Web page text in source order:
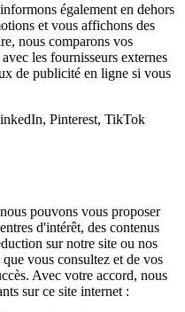
également en dehors
et vous affichons des
nous comparons vos
les fournisseurs externes
de publicité en ligne si vous
Pinterest, TikTok
pouvons vous proposer
d'intérêt, des contenus
sur notre site ou nos
vous consultez et de vos
Avec votre accord, nous
sur ce site internet :